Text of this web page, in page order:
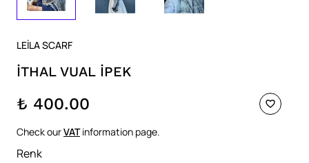
LEİLA SCARF
İTHAL VUAL İPEK
₺ 400.00
Check ourVATinformation page.
Renk